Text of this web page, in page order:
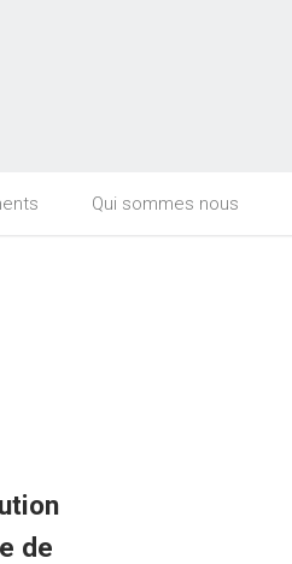
Qui sommes nous
de